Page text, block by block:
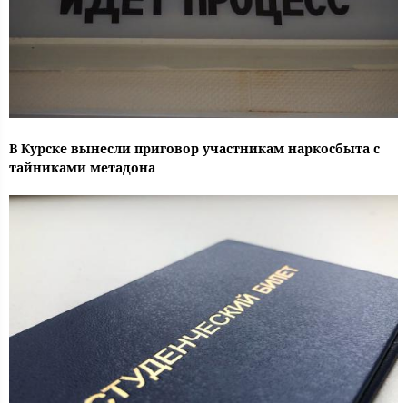
В Курске вынесли приговор участникам наркосбыта с
тайниками метадона